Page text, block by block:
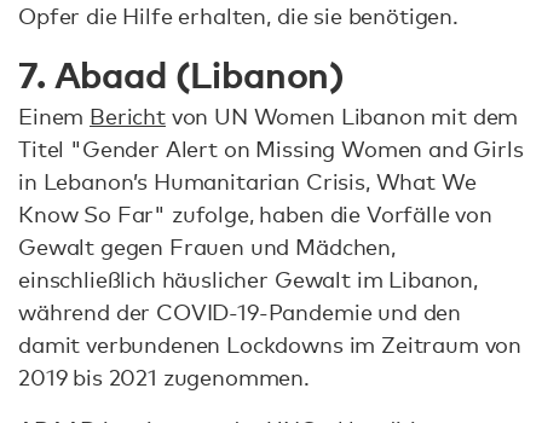
Opfer die Hilfe erhalten, die sie benötigen.
7. Abaad (Libanon)
Einem Berichtvon UN Women Libanon mit dem
Titel "Gender Alert on Missing Women and Girls
in Lebanon’s Humanitarian Crisis, What We
Know So Far" zufolge, haben die Vorfälle von
Gewalt gegen Frauen und Mädchen,
einschließlich häuslicher Gewalt im Libanon,
während der COVID-19-Pandemie und den
damit verbundenen Lockdowns im Zeitraum von
2019 bis 2021 zugenommen.